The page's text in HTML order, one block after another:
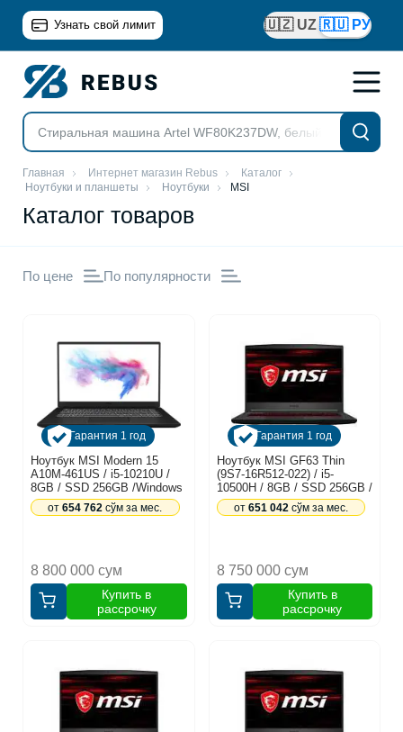
Узнать свой лимит 🇺🇿 UZ🇷🇺 РУ
Главная Интернет магазин Rebus
Каталог
Ноутбуки и планшеты
Ноутбуки MSI
Каталог товаров
По цене По популярности
Гарантия 1 год
Ноутбук MSI Modern 15
A10M-461US / i5-10210U /
8GB / SSD 256GB /Windows
10 Home / 15.6", черный
8 800 000 сум
от654 762 сўм за мес.
Купить в
рассрочку
Гарантия 1 год
Ноутбук MSI GF63 Thin
(9S7-16R512-022) / i5-
10500H / 8GB / SSD 256GB /
GTX 1650 4GB / Windows 10
/ 15.6", черный
8 750 000 сум
от 651 042сўм за мес.
Купить в
рассрочку